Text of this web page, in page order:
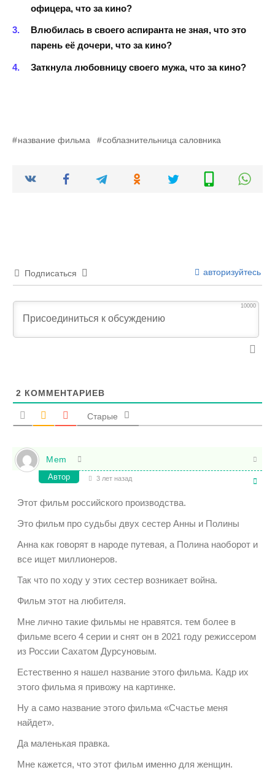
офицера, что за кино?
Влюбилась в своего аспиранта не зная, что это
парень её дочери, что за кино?
Заткнула любовницу своего мужа, что за кино?
название фильма соблазнительница саловника
Подписаться авторизуйтесь
10000
2 КОММЕНТАРИЕВ
Старые
Mem
Автор 3 лет назад
Этот фильм российского производства.
Это фильм про судьбы двух сестер Анны и Полины
Анна как говорят в народе путевая, а Полина наоборот и
все ищет миллионеров.
Так что по ходу у этих сестер возникает война.
Фильм этот на любителя.
Мне лично такие фильмы не нравятся. тем более в
фильме всего 4 серии и снят он в 2021 году режиссером
из России Сахатом Дурсуновым.
Естественно я нашел название этого фильма. Кадр их
этого фильма я привожу на картинке.
Ну а само название этого фильма «Счастье меня
найдет».
Да маленькая правка.
Мне кажется, что этот фильм именно для женщин.